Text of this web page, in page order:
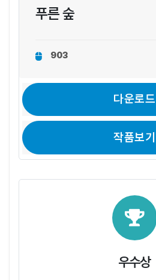
푸른 숲
903
다운로드
작품보기
우수상